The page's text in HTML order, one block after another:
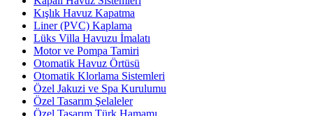
Kışlık Havuz Kapatma
Liner (PVC) Kaplama
Lüks Villa Havuzu İmalatı
Motor ve Pompa Tamiri
Otomatik Havuz Örtüsü
Otomatik Klorlama Sistemleri
Özel Jakuzi ve Spa Kurulumu
Özel Tasarım Şelaleler
Özel Tasarım Türk Hamamı